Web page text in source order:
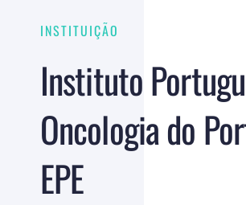
INSTITUIÇÃO
Instituto
Oncologia do
EPE